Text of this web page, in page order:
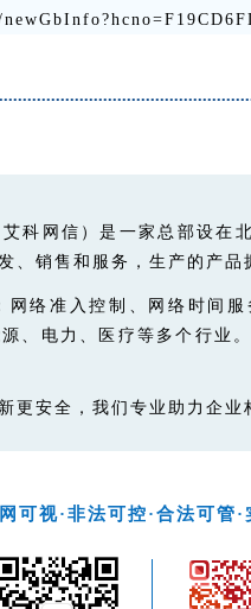
科网信）是一家总部设在
、销售和服务，生产的产品
络准入控制、网络时间
、电力、医疗等多个行业
更安全，我们专业助力企业
可视·非法可控·合法可管·